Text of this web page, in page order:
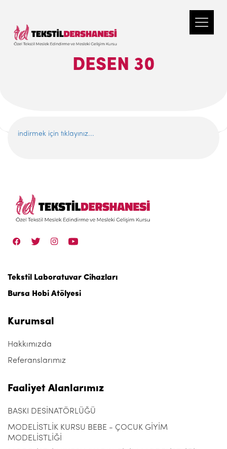
DESEN 30
indirmek için tıklayınız...
Tekstil Laboratuvar Cihazları
Bursa Hobi Atölyesi
Kurumsal
Hakkımızda
Referanslarımız
Faaliyet Alanlarımız
BASKI DESİNATÖRLÜĞÜ
MODELİSTLİK KURSU BEBE - ÇOCUK GİYİM
MODELİSTLİĞİ